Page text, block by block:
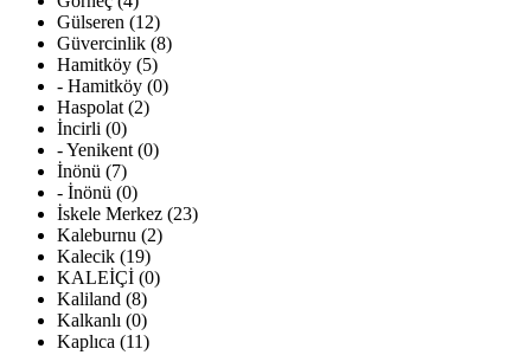
Gülseren (12)
Güvercinlik (8)
Hamitköy (5)
- Hamitköy (0)
Haspolat (2)
İncirli (0)
- Yenikent (0)
İnönü (7)
- İnönü (0)
İskele Merkez (23)
Kaleburnu (2)
Kalecik (19)
KALEİÇİ (0)
Kaliland (8)
Kalkanlı (0)
Kaplıca (11)